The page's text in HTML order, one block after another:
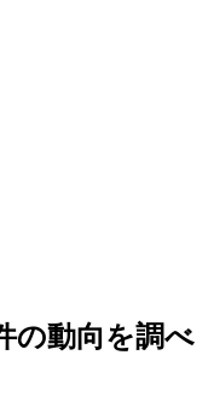
の動向を調べ